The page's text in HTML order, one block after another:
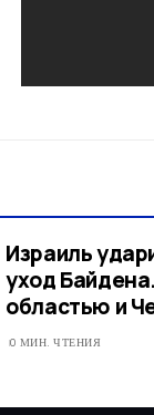
Израиль
уход
областью и
0 МИН. ЧТЕНИЯ